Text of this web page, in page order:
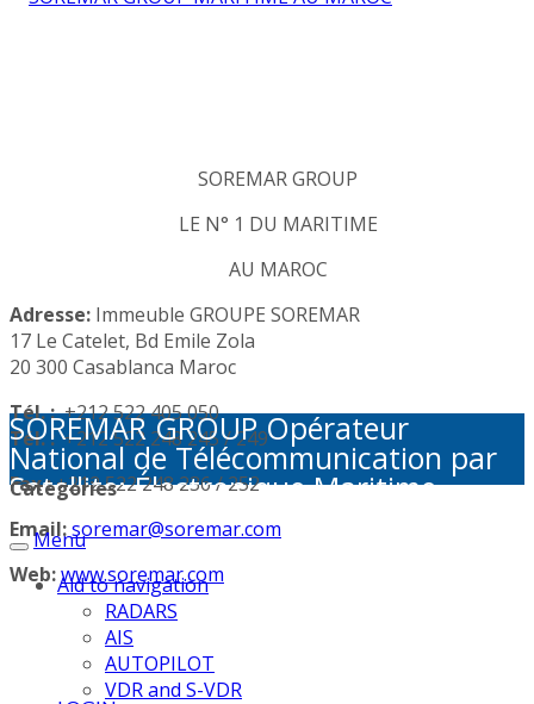
SOREMAR GROUP
LE N° 1 DU MARITIME
AU MAROC
Adresse: Immeuble GROUPE SOREMAR
17 Le Catelet, Bd Emile Zola
20 300 Casablanca Maroc
Tél. :+212 522 405 050
Tél. :+212 522 248 245 / 249
Fax :+212 522 248 236 / 252
Email:soremar@soremar.com
Web:www.soremar.com
SOREMAR GROUP Opérateur
National de Télécommunication par
Satellite: Électronique Maritime -
Activités Portuaires - Plaisance et
Sécurité en Mer - Télécommunication
par Satellite - Défense et sécurité -
Géolocalisation - Visioconférence
Categories
Menu
Aid to navigation
RADARS
AIS
AUTOPILOT
VDR and S-VDR